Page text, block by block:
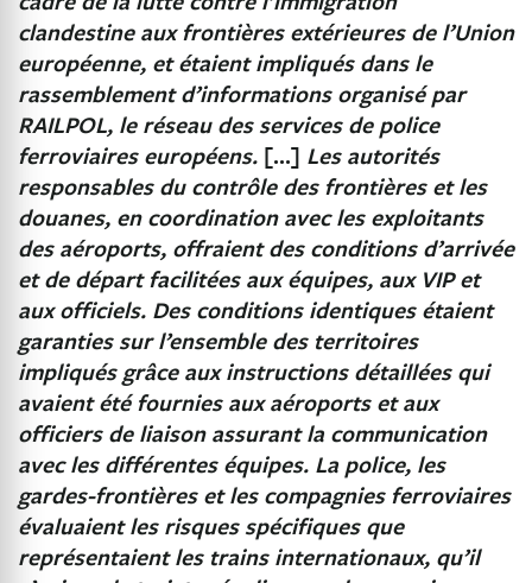
clandestine aux frontières extérieures de l’Union
européenne, et étaient impliqués dans le
rassemblement d’informations organisé par
RAILPOL, le réseau des services de police
ferroviaires européens. […] Les autorités
responsables du contrôle des frontières et les
douanes, en coordination avec les exploitants
des aéroports, offraient des conditions d’arrivée
et de départ facilitées aux équipes, aux VIP et
aux officiels. Des conditions identiques étaient
garanties sur l’ensemble des territoires
impliqués grâce aux instructions détaillées qui
avaient été fournies aux aéroports et aux
officiers de liaison assurant la communication
avec les différentes équipes. La police, les
gardes-frontières et les compagnies ferroviaires
évaluaient les risques spécifiques que
représentaient les trains internationaux, qu’il